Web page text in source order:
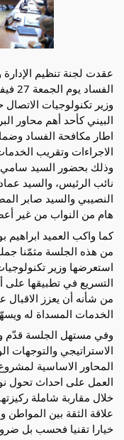
عقدت لجنة تنظيم
وزير تكنولوجيات
البيني كأحد أهم محاور
اطار مكافحة الفساد
الاجراءات وتقريب
وذلك بحضور السيد سامي
نائب الرئيس، والسيد
النصيبي والسيد صابر
هام من النواب من غير
كما واكب العميد
من هذه الجلسة مثمّنا
استعرضها وزير
التسريع في تطبيقها على
من شأنه أن يعزز الاقبال
الخدمات المسداة له
وفي مستهل الجلسة قدّم
الاستراتيجي والتوجهات
العمل على احداث تحول
خلال مقاربة شاملة
علاقة الثقة بين المواطن
خيارا تقنيا فحسب بل